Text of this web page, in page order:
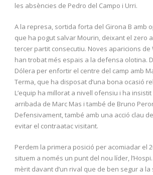
les absències de Pedro del Campo i Urri.
A la represa, sortida forta del Girona B amb
que ha pogut salvar Mourin, deixant el zero
tercer partit consecutiu. Noves aparicions de
han trobat més espais a la defensa olotina.
Dólera per enfortir el centre del camp amb
Terma, que ha disposat d’una bona ocasió
L’equip ha millorat a nivell ofensiu i ha
arribada de Marc Mas i també de Bruno
Defensivament, també amb una acció clau
evitar el contraatac visitant.
Perdem la primera posició per acomiadar el
situem a només un punt del nou líder,
mèrit davant d’un rival que de ben segur a